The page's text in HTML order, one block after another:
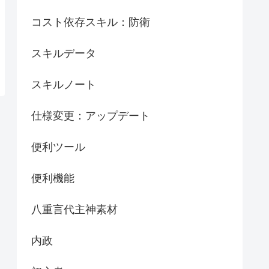
コスト依存スキル：防衛
スキルデータ
スキルノート
仕様変更：アップデート
便利ツール
便利機能
八重言代主神素材
内政